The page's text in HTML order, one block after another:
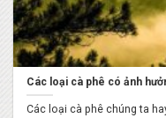
Các loại cà phê có ảnh
Các loại cà phê chúng ta